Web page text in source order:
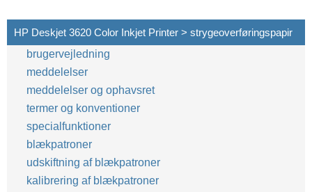
HP Deskjet 3620 Color Inkjet Printer > strygeoverføringspapir
brugervejledning
meddelelser
meddelelser og ophavsret
termer og konventioner
specialfunktioner
blækpatroner
udskiftning af blækpatroner
kalibrering af blækpatroner